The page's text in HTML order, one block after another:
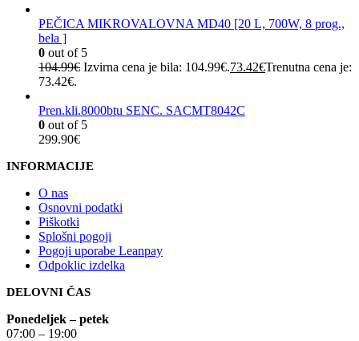
PEČICA MIKROVALOVNA MD40 [20 L, 700W, 8 prog.,
bela ]
0 out of 5
104.99€ Izvirna cena je bila: 104.99€.73.42€Trenutna cena je:
73.42€.
Pren.kli.8000btu SENC. SACMT8042C
0 out of 5
299.90€
INFORMACIJE
O nas
Osnovni podatki
Piškotki
Splošni pogoji
Pogoji uporabe Leanpay
Odpoklic izdelka
DELOVNI ČAS
Ponedeljek – petek
07:00 – 19:00